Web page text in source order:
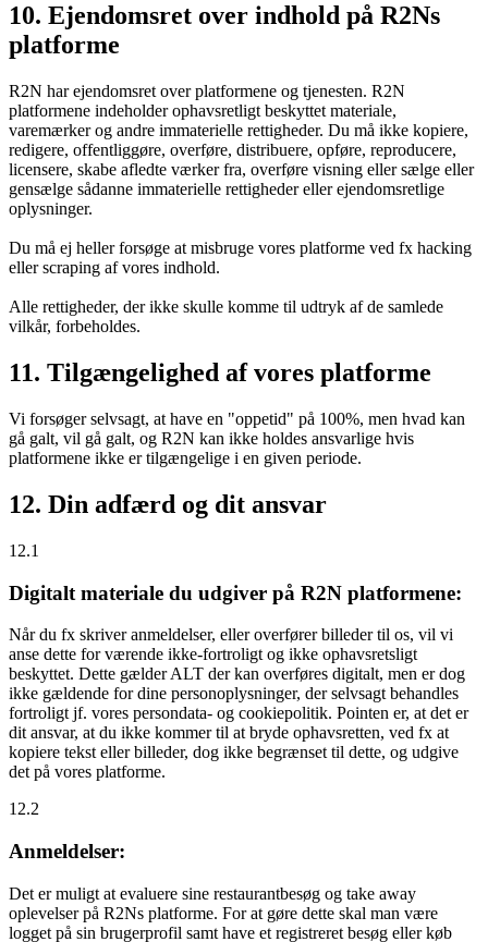
10. Ejendomsret over indhold på R2Ns
platforme
R2N har ejendomsret over platformene og tjenesten. R2N
platformene indeholder ophavsretligt beskyttet materiale,
varemærker og andre immaterielle rettigheder. Du må ikke kopiere,
redigere, offentliggøre, overføre, distribuere, opføre, reproducere,
licensere, skabe afledte værker fra, overføre visning eller sælge eller
gensælge sådanne immaterielle rettigheder eller ejendomsretlige
oplysninger.
Du må ej heller forsøge at misbruge vores platforme ved fx hacking
eller scraping af vores indhold.
Alle rettigheder, der ikke skulle komme til udtryk af de samlede
vilkår, forbeholdes.
11. Tilgængelighed af vores platforme
Vi forsøger selvsagt, at have en "oppetid" på 100%, men hvad kan
gå galt, vil gå galt, og R2N kan ikke holdes ansvarlige hvis
platformene ikke er tilgængelige i en given periode.
12. Din adfærd og dit ansvar
12.1
Digitalt materiale du udgiver på R2N platformene:
Når du fx skriver anmeldelser, eller overfører billeder til os, vil vi
anse dette for værende ikke-fortroligt og ikke ophavsretsligt
beskyttet. Dette gælder ALT der kan overføres digitalt, men er dog
ikke gældende for dine personoplysninger, der selvsagt behandles
fortroligt jf. vores persondata- og cookiepolitik. Pointen er, at det er
dit ansvar, at du ikke kommer til at bryde ophavsretten, ved fx at
kopiere tekst eller billeder, dog ikke begrænset til dette, og udgive
det på vores platforme.
12.2
Anmeldelser:
Det er muligt at evaluere sine restaurantbesøg og take away
oplevelser på R2Ns platforme. For at gøre dette skal man være
logget på sin brugerprofil samt have et registreret besøg eller køb